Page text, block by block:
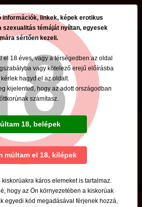
Boglárka
306742613
Szexpartner
információk, linkek, képek erotikus
szexualitás témáját nyíltan, egyesek
sértően kezeli.
el 18 éves, vagy a térségedben az oldal
vagy kötelező erejű előírásba
hagyd el az oldalt.
kijelented, hogy az adott országodban
számítasz.
18, belépek
múltam el 18, kilépek
kiskorúakra káros elemeket is tartalmaz.
hogy az Ön környezetében a kiskorúak
egyedi kód megadásával férjenek hozzá,